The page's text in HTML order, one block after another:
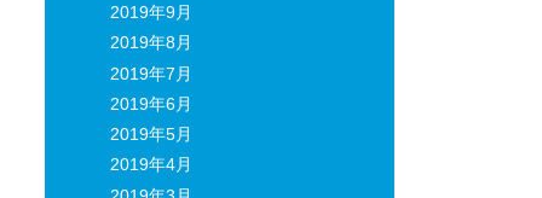
2019年9月
2019年8月
2019年7月
2019年6月
2019年5月
2019年4月